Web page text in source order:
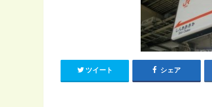
ツイート シェア